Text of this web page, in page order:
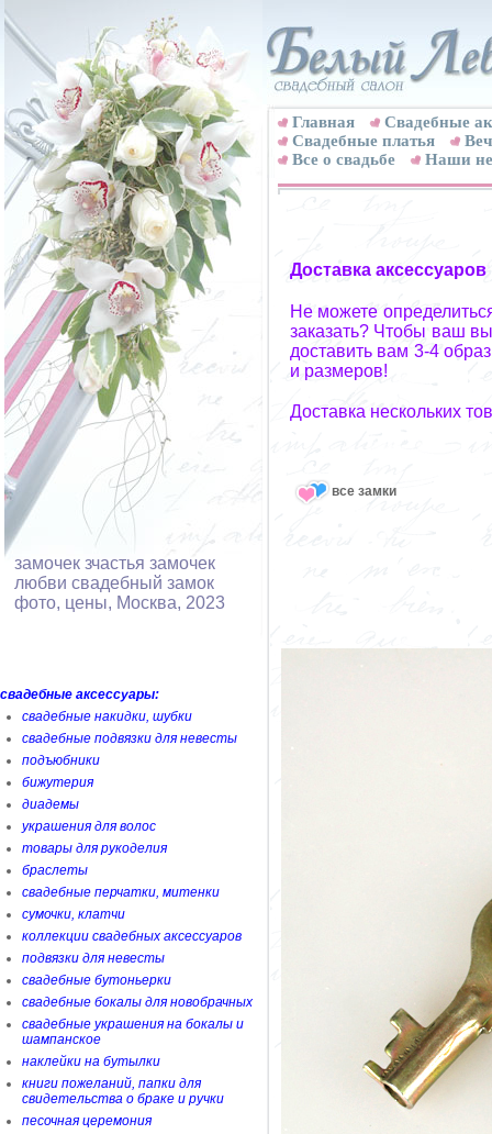
замочек зчастья замочек
любви свадебный замок
фото, цены, Москва, 2023
свадебные аксессуары:
свадебные накидки, шубки
свадебные подвязки для невесты
подъюбники
бижутерия
диадемы
украшения для волос
товары для рукоделия
браслеты
свадебные перчатки, митенки
сумочки, клатчи
коллекции свадебных аксессуаров
подвязки для невесты
свадебные бутоньерки
свадебные бокалы для новобрачных
свадебные украшения на бокалы и
шампанское
наклейки на бутылки
книги пожеланий, папки для
свидетельства о браке и ручки
песочная церемония
Главная
Свадебные
Cвадебные платья
Все о свадьбе
Наши
Доставка
Не можете
заказать? Чтобы ваш
доставить вам 3-4
и размеров!
Доставка нескольких
все замки